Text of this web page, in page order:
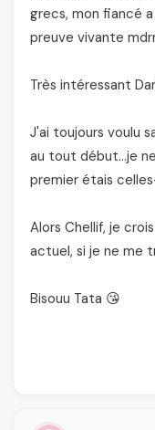
grecs, mon fiancé
preuve vivante
Très intéressant
J'ai toujours voulu
au tout début…je
premier étais
Alors Chellif, je
actuel, si je ne me
Bisouu Tata 😘